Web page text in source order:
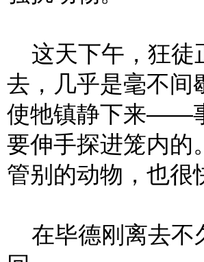
这天下午，狂徒
去，几乎是毫不间
使牠镇静下来——
要伸手探进笼内的
管别的动物，也很
在毕德刚离去不